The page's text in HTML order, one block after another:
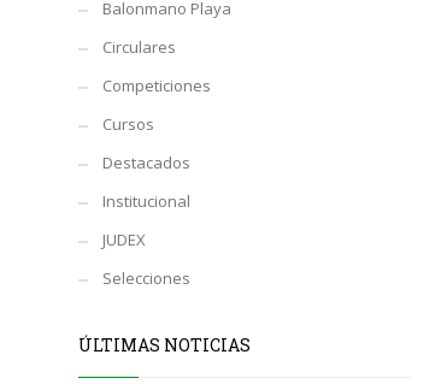
Balonmano Playa
Circulares
Competiciones
Cursos
Destacados
Institucional
JUDEX
Selecciones
ÚLTIMAS NOTICIAS